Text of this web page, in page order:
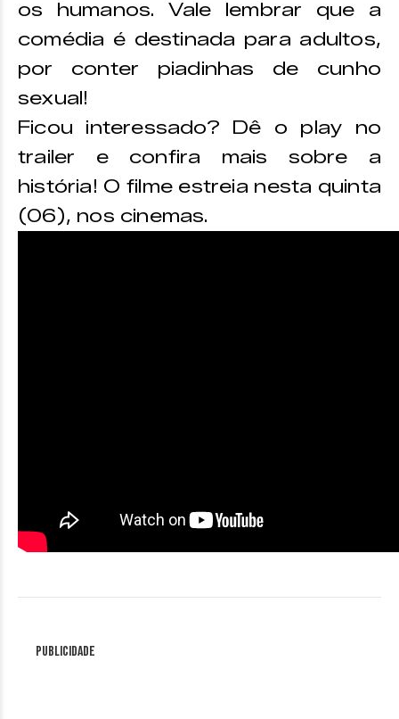
os humanos. Vale lembrar que a
comédia é destinada para adultos,
por conter piadinhas de cunho
sexual!
Ficou interessado? Dê o play no
trailer e confira mais sobre a
história! O filme estreia nesta quinta
(06), nos cinemas.
Publicidade